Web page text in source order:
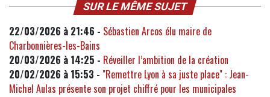
SUR LE MÊME SUJET
22/03/2026 à 21:46 - Sébastien Arcos élu maire de
Charbonnières-les-Bains
20/03/2026 à 14:25 - Réveiller l’ambition de la création
20/02/2026 à 15:53 - "Remettre Lyon à sa juste place" : Jean-
Michel Aulas présente son projet chiffré pour les municipales